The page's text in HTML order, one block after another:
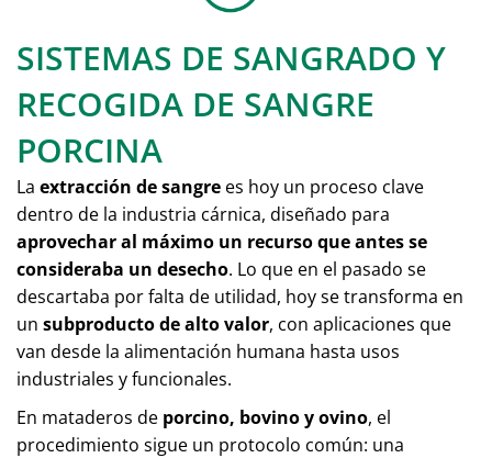
SISTEMAS DE SANGRADO Y
RECOGIDA DE SANGRE
PORCINA
La extracción de sangre es hoy un proceso clave
dentro de la industria cárnica, diseñado para
aprovechar al máximo un recurso que antes se
consideraba un desecho. Lo que en el pasado se
descartaba por falta de utilidad, hoy se transforma en
un subproducto de alto valor, con aplicaciones que
van desde la alimentación humana hasta usos
industriales y funcionales.
En mataderos de porcino, bovino y ovino, el
procedimiento sigue un protocolo común: una